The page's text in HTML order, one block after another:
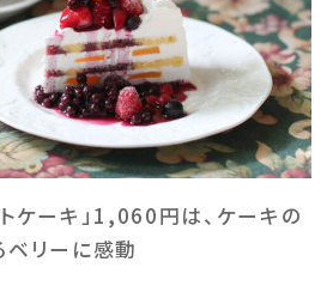
ケーキ」1,060円は、ケーキの
ベリーに感動